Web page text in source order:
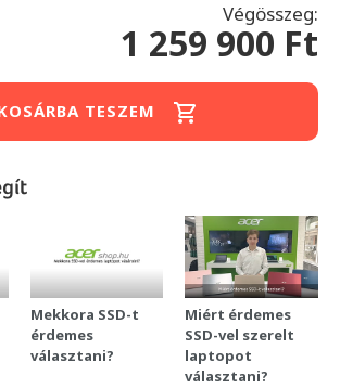
Végösszeg:
1 259 900 Ft
TESZEM
Mekkora SSD-t
érdemes
választani?
Miért érdemes
SSD-vel szerelt
laptopot
választani?